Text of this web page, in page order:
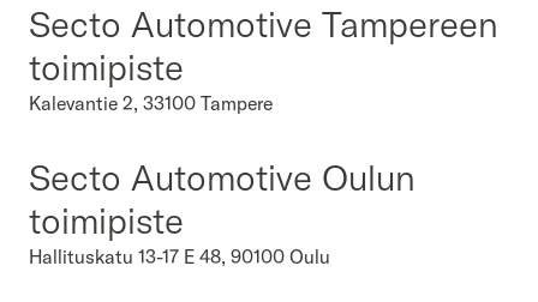
Secto Automotive Tampereen
toimipiste
Kalevantie 2, 33100 Tampere
Secto Automotive Oulun
toimipiste
Hallituskatu 13-17 E 48, 90100 Oulu